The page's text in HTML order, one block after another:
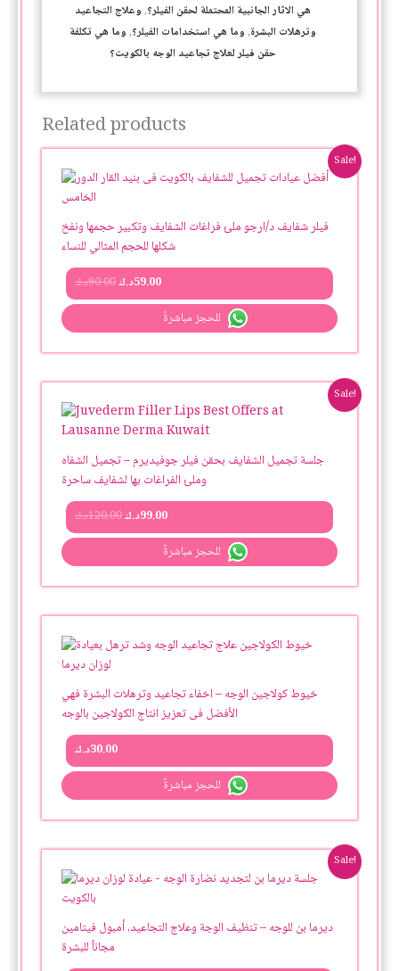
هي الاثار الجانبية المحتملة لحقن الفيلر؟ وعلاج التجاعيد
وترهلات البشرة وما هي استخدامات الفيلر؟ وما هي تكلفة
حقن فيلر لعلاج تجاعيد الوجه بالكويت؟
Related products
Sale!
فيلر شفايف د/ارجو ملئ فراغات الشفايف وتكبير حجمها ونفخ
شكلها للحجم المثالي للنساء
90.00د.ك
Original
price
was:
59.00د.ك
Current
price
is:
للحجز مباشرةً
Sale!
جلسة تجميل الشفايف بحقن فيلر جوفيديرم – تجميل الشفاه
وملئ الفراغات بها لشفايف ساحرة
120.00د.ك
Original
price
was:
120.00د.ك.
99.00د.ك
Current
price
is:
للحجز مباشرةً
خيوط كولاجين الوجه – اخفاء تجاعيد وترهلات البشرة فهي
الأفضل فى تعزيز انتاج الكولاجين بالوجه
30.00د.ك
للحجز مباشرةً
Sale!
ديرما بن للوجه – تنظيف الوجة وعلاج التجاعيد, أمبول فيتامين
مجاناً للبشرة
Original
price
was:
Current
price
is: